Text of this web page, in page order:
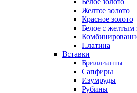
Белое золото
Желтое золото
Красное золото
Белое с желтым
Платина
Вставки
Бриллианты
Сапфиры
Изумруды
Рубины